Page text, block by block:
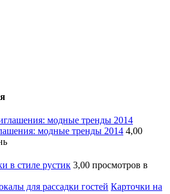
модные тренды 2014 4,00
в стиле рустик 3,00 просмотров в
Карточки на